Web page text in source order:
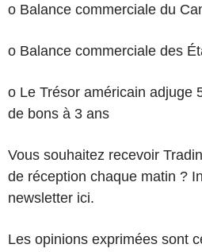
o Balance commerciale du
o Balance commerciale des
o Le Trésor américain adjuge
de bons à 3 ans
Vous souhaitez recevoir
de réception chaque matin ?
newsletter ici.
Les opinions exprimées sont